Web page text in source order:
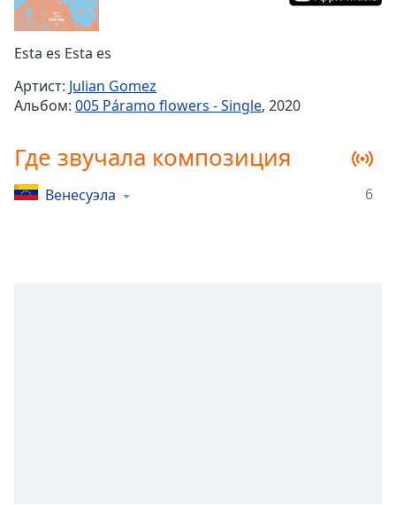
Duration-:-
Loaded:
Stream
TypeLIVE
live,
currently
behind
liveLIVE
Esta es Esta es
Артист: Julian Gomez
Альбом: 005 Páramo flowers - Single, 2020
Где звучала композиция
Венесуэла 6